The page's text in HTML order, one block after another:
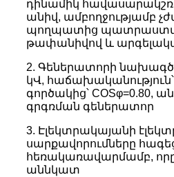
դինամիկ
անիվ, ամբողջությամբ
պողպատից
թափանիվով և
2. Գեներատորի
կՎ, հաճախականություն՝
գործակից՝ COSφ=0.80,
գրգռման գեներատոր
3. Էլեկտրակայանի
սարքավորումները
հեռակառավարմամբ,
աննկատ